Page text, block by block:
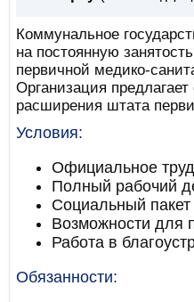
Коммунальное
на постоянную
первичной медико-
Организация
расширения штата
Условия:
Официальное
Полный рабочий
Социальный
Возможности для
Работа в
Обязанности: